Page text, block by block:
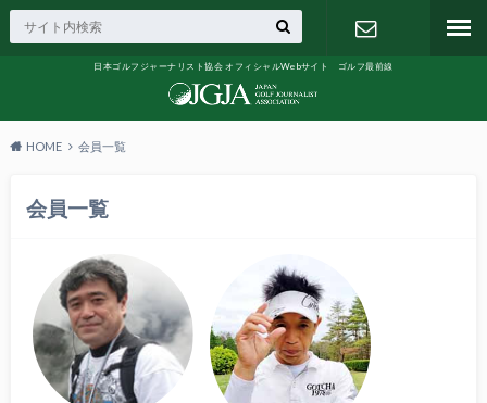
日本ゴルフジャーナリスト協会 オフィシャルWebサイト ゴルフ最前線
HOME 会員一覧
会員一覧